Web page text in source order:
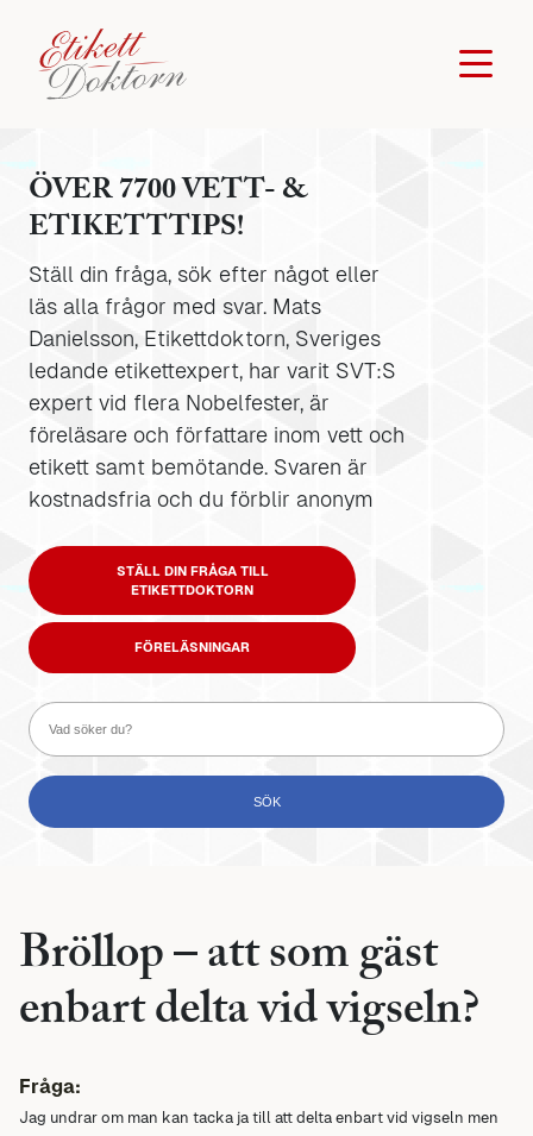
ÖVER 7700 VETT- &
ETIKETTTIPS!
Ställ din fråga, sök efter något eller
läs alla frågor med svar. Mats
Danielsson, Etikettdoktorn, Sveriges
ledande etikettexpert, har varit SVT:S
expert vid flera Nobelfester, är
föreläsare och författare inom vett och
etikett samt bemötande. Svaren är
kostnadsfria och du förblir anonym
STÄLL DIN FRÅGA TILL
ETIKETTDOKTORN
FÖRELÄSNINGAR
Bröllop – att som gäst
enbart delta vid vigseln?
Fråga:
Jag undrar om man kan tacka ja till att delta enbart vid vigseln men